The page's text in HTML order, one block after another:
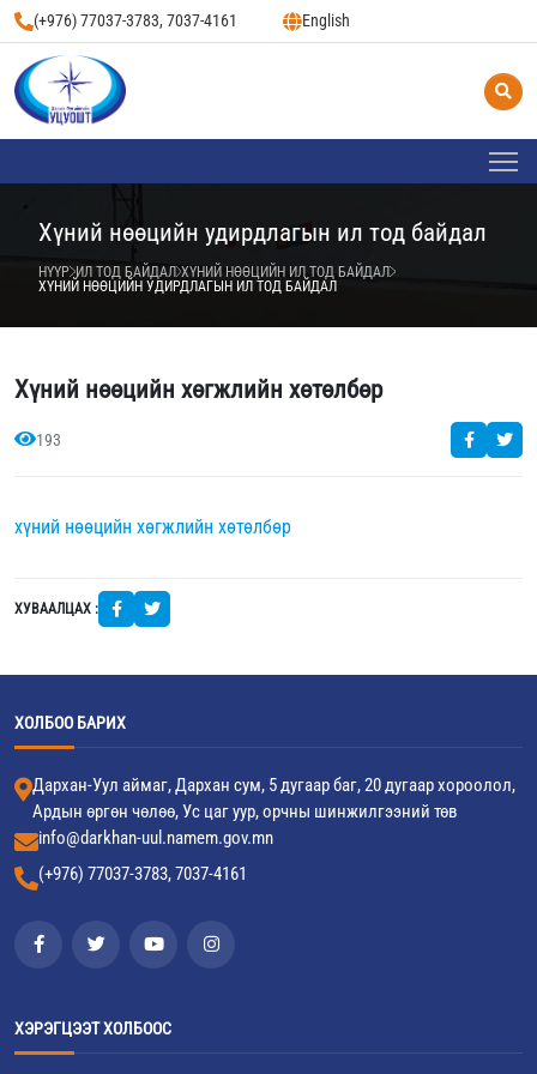
(+976) 77037-3783, 7037-4161 English
Хүний нөөцийн удирдлагын ил тод байдал
НҮҮР ИЛ ТОД БАЙДАЛ ХҮНИЙ НӨӨЦИЙН ИЛ ТОД БАЙДАЛ
ХҮНИЙ НӨӨЦИЙН УДИРДЛАГЫН ИЛ ТОД БАЙДАЛ
Хүний нөөцийн хөгжлийн хөтөлбөр
193
хүний нөөцийн хөгжлийн хөтөлбөр
ХУВААЛЦАХ :
ХОЛБОО БАРИХ
Дархан-Уул аймаг, Дархан сум, 5 дугаар баг, 20 дугаар хороолол,
Ардын өргөн чөлөө, Ус цаг уур, орчны шинжилгээний төв
info@darkhan-uul.namem.gov.mn
(+976) 77037-3783, 7037-4161
ХЭРЭГЦЭЭТ ХОЛБООС